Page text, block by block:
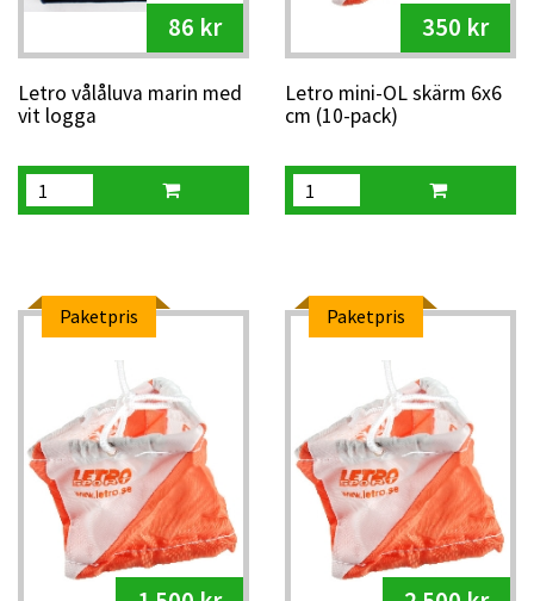
86 kr
Letro vålåluva marin med
vit logga
350 kr
Letro mini-OL skärm 6x6
cm (10-pack)
Paketpris Paketpris